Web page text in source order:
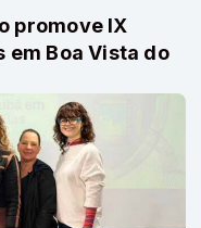
promove IX
em Boa Vista do